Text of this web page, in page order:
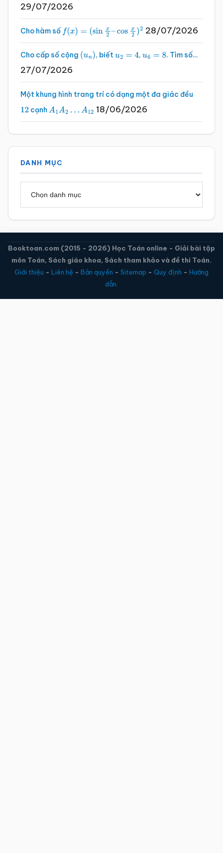
29/07/2026
Cho hàm số f(x)=(sinx2 –cosx2 )2 28/07/2026
Cho cấp số cộng (un), biếtu2 =4 , u6 =8 . Tìm số…
27/07/2026
Một khung hình trang trí có dạng một đa giác đều
12 cạnh A1A2…A 12 18/06/2026
DANH MỤC
Booktoan.com (2015 - 2026) Học Toán online - Giải bài tập
môn Toán, Sách giáo khoa, Sách tham khảo và đề thi Toán.
Giới thiệu - Liên hệ - Bản quyền - Sitemap - Quy định - Hướng
dẫn.